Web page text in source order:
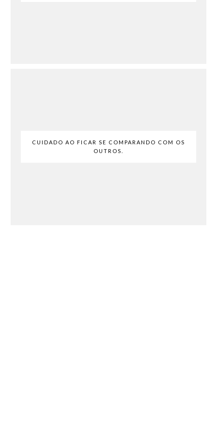
CUIDADO AO FICAR SE COMPARANDO COM OS
OUTROS.